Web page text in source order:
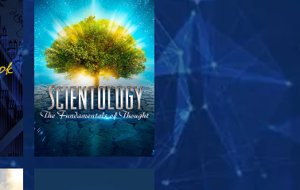
MŰSORNÉZÉS